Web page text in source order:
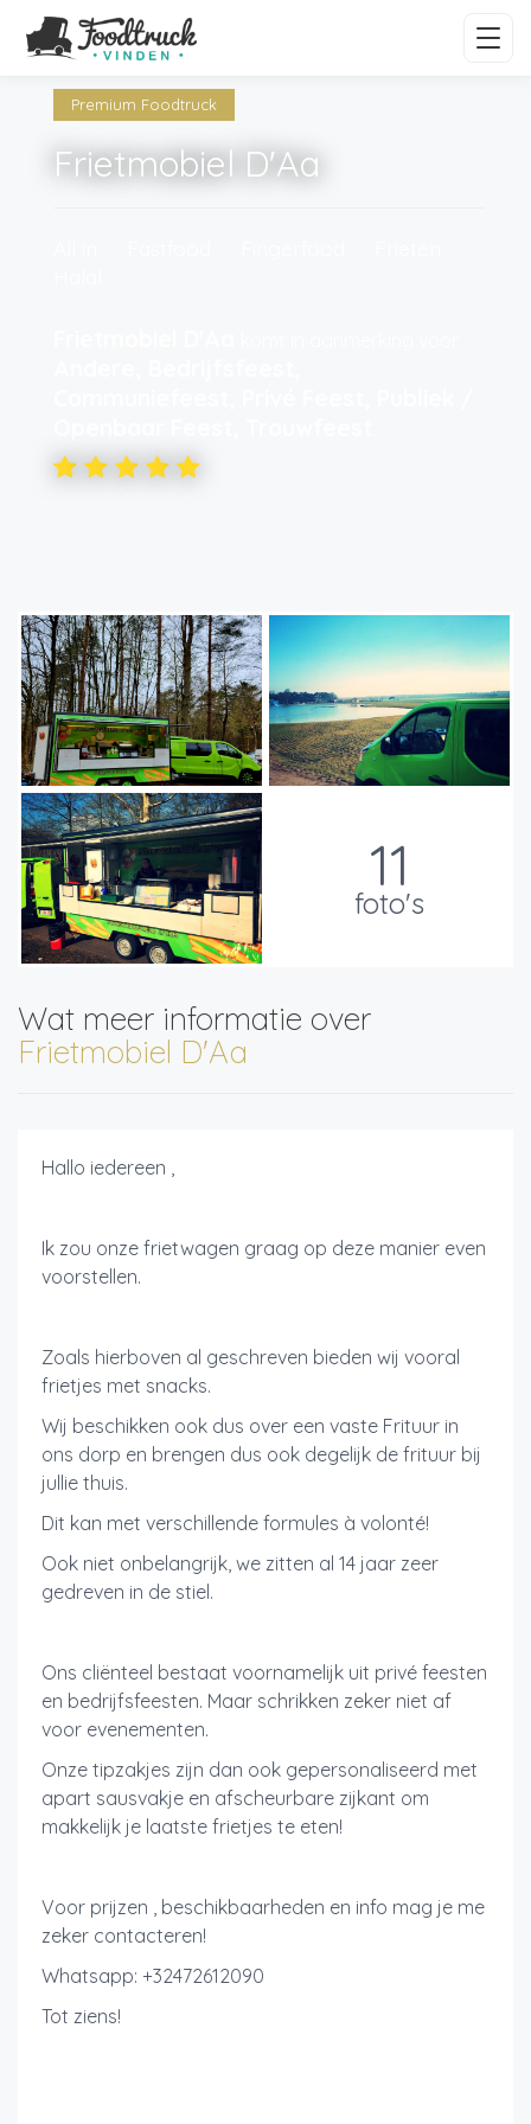
Premium Foodtruck
Frietmobiel D'Aa
11
foto's
Wat meer informatie over
Frietmobiel D'Aa
Hallo iedereen ,
Ik zou onze frietwagen graag op deze manier even
voorstellen.
Zoals hierboven al geschreven bieden wij vooral
frietjes met snacks.
Wij beschikken ook dus over een vaste Frituur in
ons dorp en brengen dus ook degelijk de frituur bij
jullie thuis.
Dit kan met verschillende formules à volonté!
Ook niet onbelangrijk, we zitten al 14 jaar zeer
gedreven in de stiel.
Ons cliënteel bestaat voornamelijk uit privé feesten
en bedrijfsfeesten. Maar schrikken zeker niet af
voor evenementen.
Onze tipzakjes zijn dan ook gepersonaliseerd met
apart sausvakje en afscheurbare zijkant om
makkelijk je laatste frietjes te eten!
Voor prijzen , beschikbaarheden en info mag je me
zeker contacteren!
Whatsapp: +32472612090
Tot ziens!